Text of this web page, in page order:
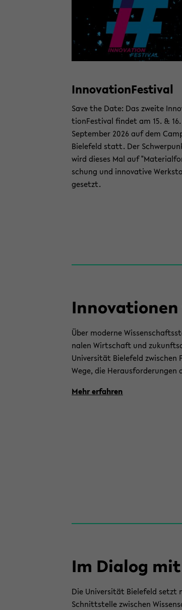
In­no­va­ti­on­Fes­ti­val
Save the Date: Das zwei­te
ti­on­Fes­ti­val fin­det am 15. & 16.
Sep­tem­ber 2026 auf dem
Bie­le­feld statt. Der
wird die­ses Mal auf
schung und in­no­va­ti­ve
ge­setzt.
Über mo­der­ne
na­len Wirt­schaft und
Uni­ver­si­tät Bie­le­feld
Wege, die Her­aus­for­de­run­gen
Mehr er­fah­ren
Im Dia­log
Die Uni­ver­si­tät Bie­le­feld
Schnitt­stel­le zwi­schen